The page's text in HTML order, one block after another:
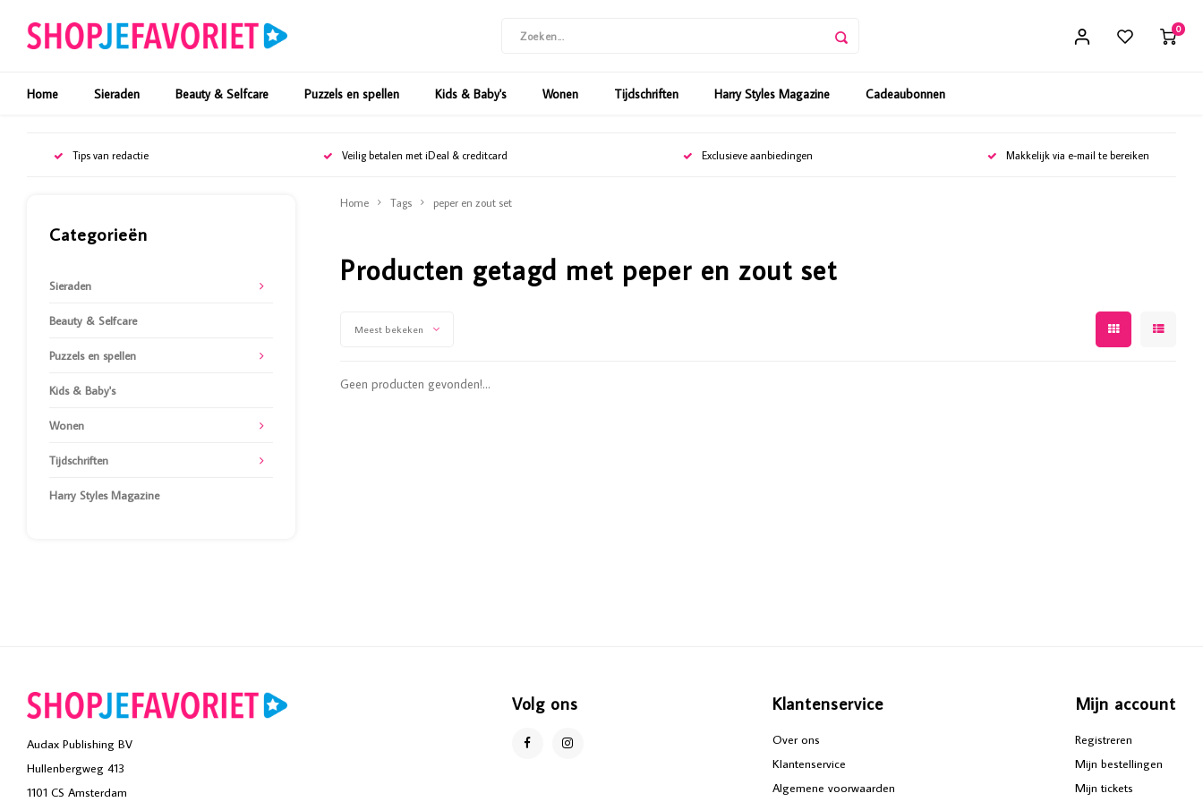
0
Home Sieraden Beauty & Selfcare Puzzels en spellen Kids & Baby's Wonen Tijdschriften Harry Styles Magazine Cadeaubonnen
Tips van redactie Veilig betalen met iDeal & creditcard Exclusieve aanbiedingen Makkelijk via e-mail te bereiken
Categorieën
Sieraden
Beauty & Selfcare
Puzzels en spellen
Kids & Baby's
Wonen
Tijdschriften
Harry Styles Magazine
Home Tags peper en zout set
Producten getagd met peper en zout set
Meest bekeken
Geen producten gevonden!...
Audax Publishing BV
Hullenbergweg 413
1101 CS Amsterdam
Volg ons Klantenservice
Over ons
Klantenservice
Algemene voorwaarden
Mijn account
Registreren
Mijn bestellingen
Mijn tickets